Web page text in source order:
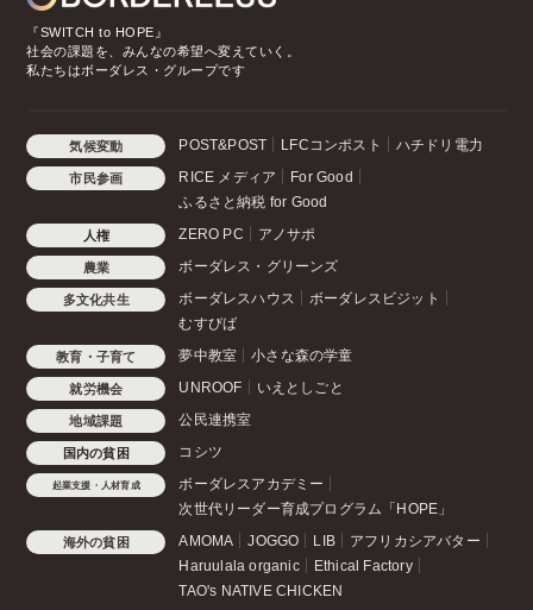
『SWITCH to HOPE』
社会の課題を、みんなの希望へ変えていく。
私たちはボーダレス・グループです
気候変動 POST&POST LFCコンポスト ハチドリ電力
市民参画 RICE メディア
For Good
ふるさと納税 for Good
人権 ZERO PC アノサポ
農業 ボーダレス・グリーンズ
多文化共生 ボーダレスハウス
ボーダレスビジット
むすびば
教育・子育て 夢中教室 小さな森の学童
就労機会 UNROOF いえとしごと
地域課題 公民連携室
国内の貧困 コシツ
起業支援・人材育成
ボーダレスアカデミー
次世代リーダー育成プログラム「HOPE」
海外の貧困 AMOMA JOGGO LIB
アフリカシアバター
Haruulala organic
Ethical Factory
TAO's NATIVE CHICKEN